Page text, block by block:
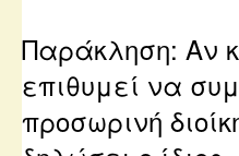
Παράκληση: Αν
επιθυμεί να
προσωρινή